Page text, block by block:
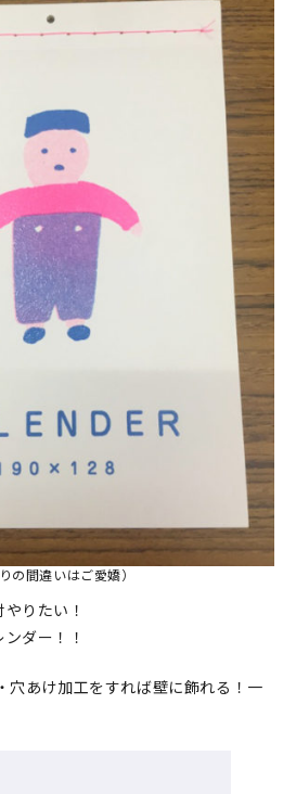
りの間違いはご愛嬌）
りたい！
ダー！！
穴あけ加工をすれば壁に飾れる！一